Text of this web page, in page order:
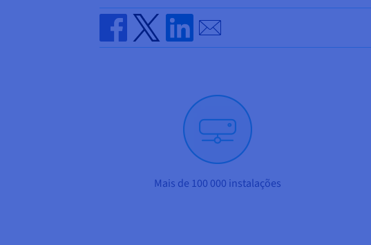
Share on Facebook
Share on Twitter
Share on Linkedin
Send by email
Mais de 100 000 instalações